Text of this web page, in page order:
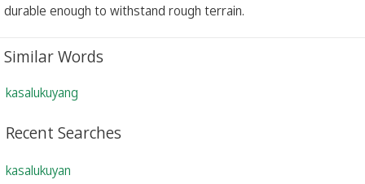
durable enough to withstand rough terrain.
Similar Words
kasalukuyang
Recent Searches
kasalukuyan